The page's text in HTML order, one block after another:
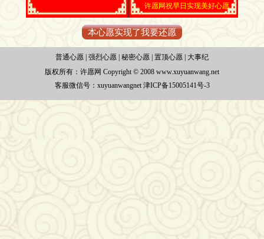
许愿网祝早日实现美好心愿
本心愿实现了我要还愿
普通心愿 强烈心愿 秘密心愿 置顶心愿
大事纪
版权所有： 许愿网 Copyright © 2008 www.xuyuanwang.net
客服微信号：xuyuanwangnet 津ICP备15005141号-3